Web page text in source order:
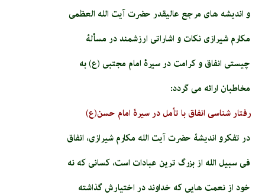
و اندیشه های مرجع عالیقدر حضرت آیت الله العظمی
مکارم شیرازی نکات و اشاراتی ارزشمند در مسألۀ
چیستی انفاق و کرامت در سیرۀ امام مجتبی (ع) به
مخاطبان ارائه می گردد:
رفتار شناسی انفاق با تأمل در سیرۀ امام حسن(ع)
در تفکرو اندیشۀ حضرت آیت الله مکارم شیرازی، انفاق
فی سبیل الله از بزرگ ترین عبادات است، کسانی که نه
خود از نعمت هایی که خداوند در اختیارش گذاشته